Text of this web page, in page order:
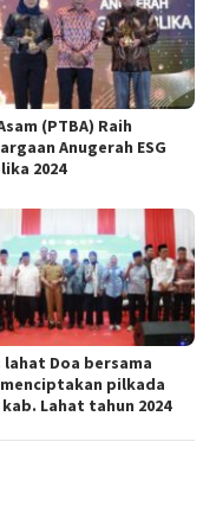
(PTBA) Raih
Anugerah ESG
2024
lahat Doa bersama
pilkada
Lahat tahun 2024